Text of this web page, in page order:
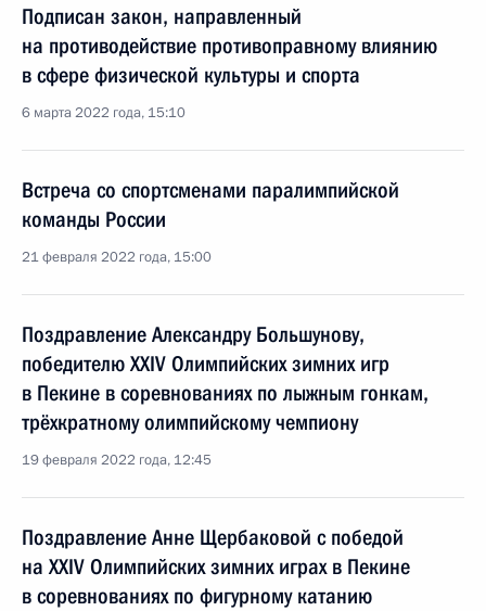
Подписан закон, направленный
на противодействие противоправному влиянию
в сфере физической культуры и спорта
6 марта 2022 года, 15:10
Встреча со спортсменами паралимпийской
команды России
21 февраля 2022 года, 15:00
Поздравление Александру Большунову,
победителю XXIV Олимпийских зимних игр
в Пекине в соревнованиях по лыжным гонкам,
трёхкратному олимпийскому чемпиону
19 февраля 2022 года, 12:45
Поздравление Анне Щербаковой с победой
на XXIV Олимпийских зимних играх в Пекине
в соревнованиях по фигурному катанию